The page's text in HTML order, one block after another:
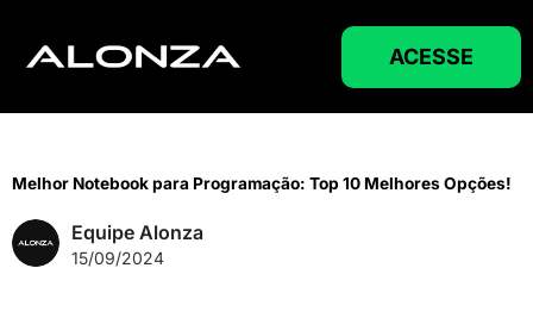
ACESSE
Melhor Notebook para Programação: Top 10 Melhores Opções!
Equipe Alonza
15/09/2024